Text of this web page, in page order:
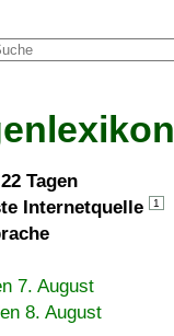
Tagen
Internetquelle
1
7. August
8. August